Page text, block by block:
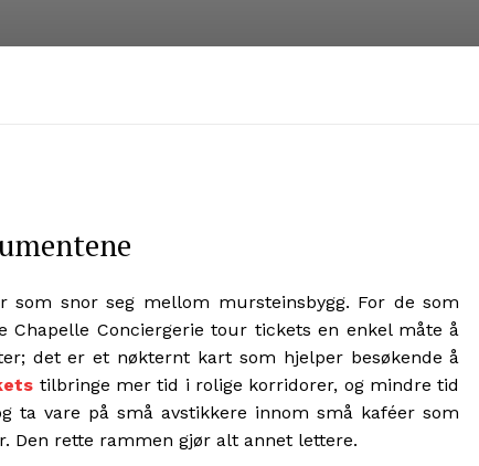
snor seg mellom mursteinsbygg. For de som
Conciergerie tour tickets en enkel måte å
det er et nøkternt kart som hjelper besøkende å
tilbringe mer tid i rolige korridorer, og mindre tid
ta vare på små avstikkere innom små kaféer som
Den rette rammen gjør alt annet lettere.